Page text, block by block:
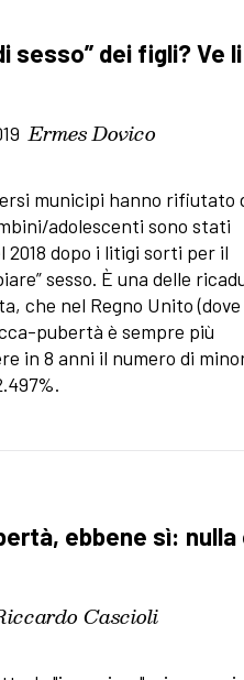
sesso” dei figli? Ve li
Ermes Dovico
municipi hanno rifiutato
adolescenti sono stati
dopo i litigi sorti per il
sesso. È una delle
che nel Regno Unito (dove
pubertà è sempre più
in 8 anni il numero di
ebbene sì:
Cascioli